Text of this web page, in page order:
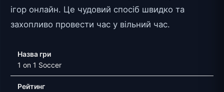
ігор онлайн. Це чудовий спосіб швидко та
захопливо провести час у вільний час.
Назва гри
1 on 1 Soccer
Рейтинг